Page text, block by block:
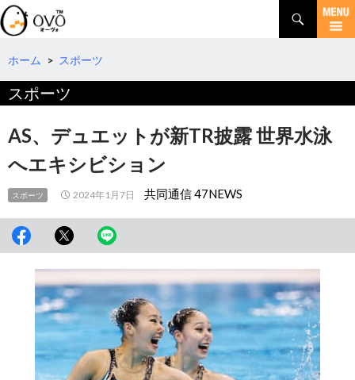
検
索
コ
テ
へ
動
ホーム > スポーツ
スポーツ
AS、デュエットが新TR披露 世界水泳
へエキシビション
スポーツ 2024年1月7日 共同通信 47NEWS